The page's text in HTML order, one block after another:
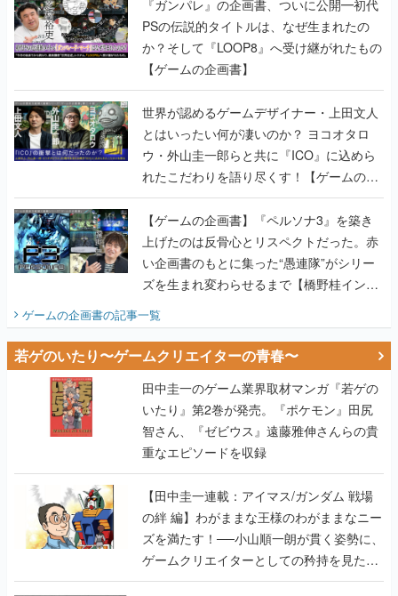
『ガンパレ』の企画書、ついに公開━初代
PSの伝説的タイトルは、なぜ生まれたの
か？そして『LOOP8』へ受け継がれたもの
【ゲームの企画書】
世界が認めるゲームデザイナー・上田文人
とはいったい何が凄いのか？ ヨコオタロ
ウ・外山圭一郎らと共に『ICO』に込めら
れたこだわりを語り尽くす！【ゲームの企
画書】
【ゲームの企画書】『ペルソナ3』を築き
上げたのは反骨心とリスペクトだった。赤
い企画書のもとに集った“愚連隊”がシリー
ズを生まれ変わらせるまで【橋野桂インタ
ビュー】
ゲームの企画書の記事一覧
若ゲのいたり〜ゲームクリエイターの青春〜
田中圭一のゲーム業界取材マンガ『若ゲの
いたり』第2巻が発売。『ポケモン』田尻
智さん、『ゼビウス』遠藤雅伸さんらの貴
重なエピソードを収録
【田中圭一連載：アイマス/ガンダム 戦場
の絆 編】わがままな王様のわがままなニー
ズを満たす！──小山順一朗が貫く姿勢に、
ゲームクリエイターとしての矜持を見た
【若ゲのいたり最終回】